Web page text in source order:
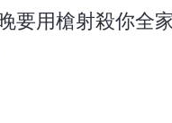
要用槍射殺你全